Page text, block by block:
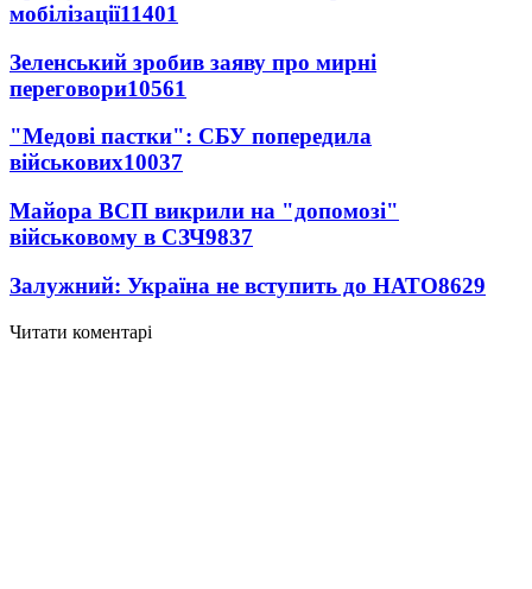
мобілізації11401
Зеленський зробив заяву про мирні
переговори10561
"Медові пастки": СБУ попередила
військових10037
Майора ВСП викрили на "допомозі"
військовому в СЗЧ9837
Залужний: Україна не вступить до НАТО8629
Читати коментарі